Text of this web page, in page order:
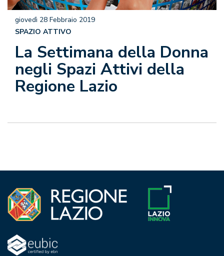
La Settimana della Donna
negli Spazi Attivi della
Regione Lazio
giovedì 28 Febbraio 2019
SPAZIO ATTIVO